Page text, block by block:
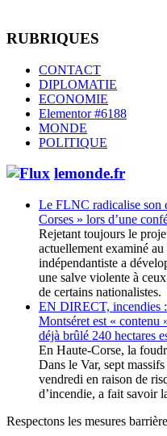
RUBRIQUES
CONTACT
DIPLOMATIE
ECONOMIE
Elementor #6188
MONDE
POLITIQUE
lemonde.fr
Le FLNC radicalise son
Corses » lors d’une
Rejetant toujours le
actuellement examiné
indépendantiste a
une salve violente à
de certains nationalistes.
EN DIRECT, incendies
Montséret est « contenu
déjà brûlé 240 hectares
En Haute-Corse, la
Dans le Var, sept
vendredi en raison de
d’incendie, a fait savoir
Respectons les mesures